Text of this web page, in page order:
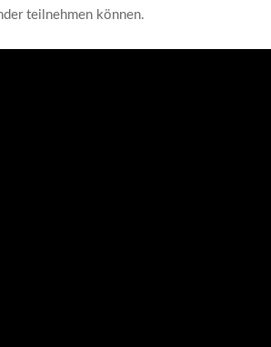
teilnehmen können.